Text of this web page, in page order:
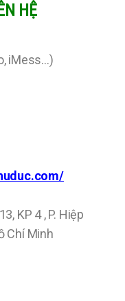
HỆ
iMess…)
KP 4 , P. Hiệp
Chí Minh